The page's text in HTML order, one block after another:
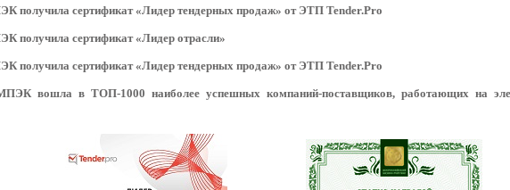
получила сертификат «Лидер тендерных продаж» от ЭТП Tender.Pro
получила сертификат «Лидер отрасли»
получила сертификат «Лидер тендерных продаж» от ЭТП Tender.Pro
вошла в ТОП-1000 наиболее успешных компаний-поставщиков, работающих на